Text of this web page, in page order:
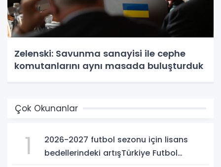
Zelenski: Savunma sanayisi ile cephe
komutanlarını aynı masada buluşturduk
Çok Okunanlar
1
2026-2027 futbol sezonu için lisans
bedellerindeki artışTürkiye Futbol